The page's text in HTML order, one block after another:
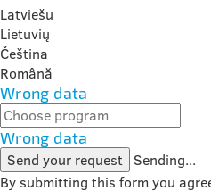
Latviešu
Lietuvių
Čeština
Română
Wrong data
Wrong data
Send your request Sending...
By submitting this form you